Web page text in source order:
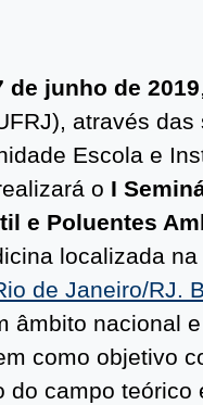
de junho de 2019
através das
Escola e
o I
e Poluentes
localizada na
de Janeiro/RJ.
âmbito nacional
como objetivo
do campo teórico